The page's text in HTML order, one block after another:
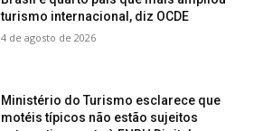
turismo internacional, diz OCDE
4 de agosto de 2026
Ministério do Turismo esclarece que
motéis típicos não estão sujeitos